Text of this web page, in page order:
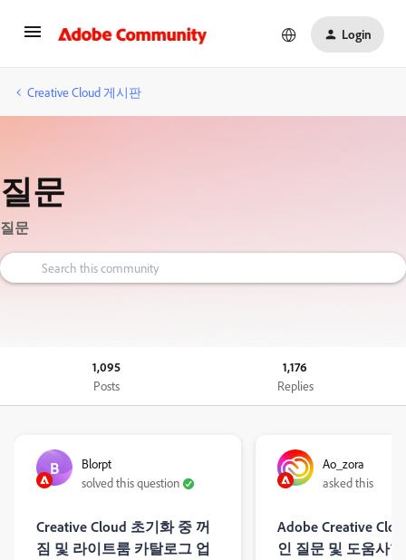
Login
Creative Cloud 게시판
질문
질문
1,095
Posts
1,176
Replies
B
Blorpt
solved this question
Creative Cloud 초기화 중 꺼
짐 및 라이트룸 카탈로그 업
Ao_zora
asked this
Adobe Creative
인 질문 및 도움사항